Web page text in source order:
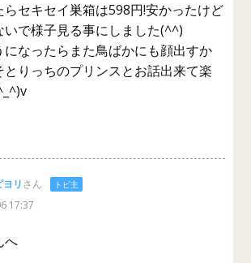
セキセイ巣箱は598円!安かったけど
いで様子見る事にしました(^^)
になったらまた鳥ばかにも顔出すか
とりっちのプリンスとお話出来て楽
ヨリさん トピ主
17:37
へ